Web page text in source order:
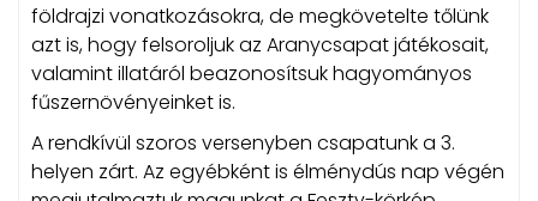
földrajzi vonatkozásokra, de megkövetelte tőlünk
azt is, hogy felsoroljuk az Aranycsapat játékosait,
valamint illatáról beazonosítsuk hagyományos
fűszernövényeinket is.
A rendkívül szoros versenyben csapatunk a 3.
helyen zárt. Az egyébként is élménydús nap végén